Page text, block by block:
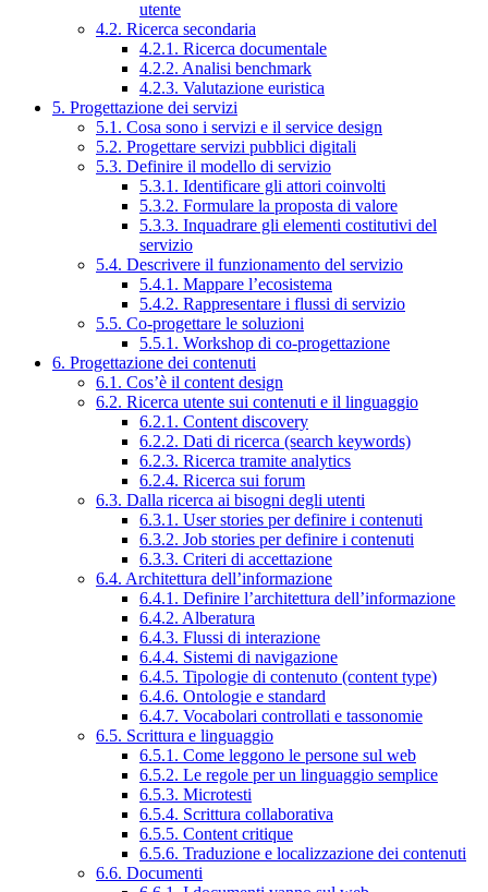
utente
4.2. Ricerca secondaria
4.2.1. Ricerca documentale
4.2.2. Analisi benchmark
4.2.3. Valutazione euristica
5. Progettazione dei servizi
5.1. Cosa sono i servizi e il service design
5.2. Progettare servizi pubblici digitali
5.3. Definire il modello di servizio
5.3.1. Identificare gli attori coinvolti
5.3.2. Formulare la proposta di valore
5.3.3. Inquadrare gli elementi costitutivi del
servizio
5.4. Descrivere il funzionamento del servizio
5.4.1. Mappare l’ecosistema
5.4.2. Rappresentare i flussi di servizio
5.5. Co-progettare le soluzioni
5.5.1. Workshop di co-progettazione
6. Progettazione dei contenuti
6.1. Cos’è il content design
6.2. Ricerca utente sui contenuti e il linguaggio
6.2.1. Content discovery
6.2.2. Dati di ricerca (search keywords)
6.2.3. Ricerca tramite analytics
6.2.4. Ricerca sui forum
6.3. Dalla ricerca ai bisogni degli utenti
6.3.1. User stories per definire i contenuti
6.3.2. Job stories per definire i contenuti
6.3.3. Criteri di accettazione
6.4. Architettura dell’informazione
6.4.1. Definire l’architettura dell’informazione
6.4.2. Alberatura
6.4.3. Flussi di interazione
6.4.4. Sistemi di navigazione
6.4.5. Tipologie di contenuto (content type)
6.4.6. Ontologie e standard
6.4.7. Vocabolari controllati e tassonomie
6.5. Scrittura e linguaggio
6.5.1. Come leggono le persone sul web
6.5.2. Le regole per un linguaggio semplice
6.5.3. Microtesti
6.5.4. Scrittura collaborativa
6.5.5. Content critique
6.5.6. Traduzione e localizzazione dei contenuti
6.6. Documenti